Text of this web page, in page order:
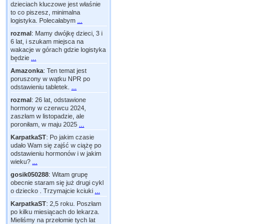
dzieciach kluczowe jest właśnie
to co piszesz, minimalna
logistyka. Polecałabym
rozmal: Mamy dwójkę dzieci, 3 i
6 lat, i szukam miejsca na
wakacje w górach gdzie logistyka
będzie
Amazonka: Ten temat jest
poruszony w wątku NPR po
odstawieniu tabletek.
rozmal: 26 lat, odstawione
hormony w czerwcu 2024,
zaszłam w listopadzie, ale
poroniłam, w maju 2025
KarpatkaST: Po jakim czasie
udało Wam się zajść w ciążę po
odstawieniu hormonów i w jakim
wieku?
gosik050288: Witam grupę
obecnie staram się już drugi cykl
o dziecko . Trzymajcie kciuki
KarpatkaST: 2,5 roku. Poszłam
po kilku miesiącach do lekarza.
Mieliśmy na przełomie tych lat